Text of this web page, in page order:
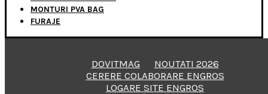
MONTURI PVA BAG
FURAJE
DOVITMAG
NOUTATI 2026
CERERE COLABORARE ENGROS
LOGARE SITE ENGROS